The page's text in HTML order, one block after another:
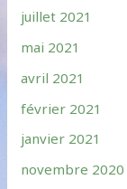
juillet 2021
mai 2021
avril 2021
février 2021
janvier 2021
novembre 2020